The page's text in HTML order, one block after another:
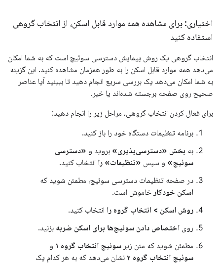
اختیاری: برای مشاهده همه موارد قابل اسکن، از انتخاب گروهی
استفاده کنید
انتخاب گروهی یک روش پیمایش دسترسی سوئیچ است که به شما امکان
می‌دهد همه موارد قابل اسکن را به طور همزمان مشاهده کنید. این گزینه
به شما امکان می‌دهد یک بررسی سریع انجام دهید تا ببینید آیا عناصر
صحیح روی صفحه برجسته شده‌اند یا خیر.
برای فعال کردن انتخاب گروهی، مراحل زیر را انجام دهید:
برنامه تنظیمات دستگاه خود را باز کنید.
به بخش «دسترسی‌پذیری» بروید و «دسترسی
سوئیچ» و سپس «تنظیمات» را انتخاب کنید.
در صفحه تنظیمات دسترسی سوئیچ، مطمئن شوید که
اسکن خودکار خاموش است.
روش اسکن > انتخاب گروه را انتخاب کنید.
روی اختصاص دادن سوئیچ‌ها برای اسکن ضربه بزنید.
مطمئن شوید که متن زیر سوئیچ انتخاب گروه ۱
و
سوئیچ انتخاب گروه ۲
نشان می‌دهد که به هر کدام یک